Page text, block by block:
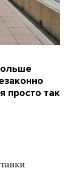
просто так